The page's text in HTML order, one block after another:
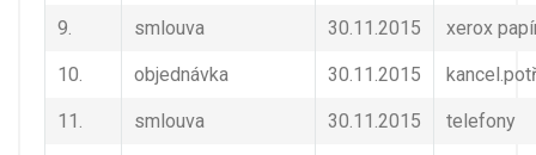
9. smlouva 30.11.2015 xerox
10. objednávka 30.11.2015
11. smlouva 30.11.2015 telefony